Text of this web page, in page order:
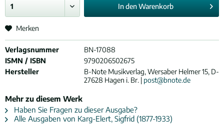
In denWarenkorb
Merken
Verlagsnummer
BN-17088
ISMN / ISBN
9790206502675
Hersteller
B-Note Musikverlag, Wersaber Helmer 15, D-
27628 Hagen i. Br. | post@bnote.de
Mehr zu diesem Werk
Haben Sie Fragen zu dieser Ausgabe?
Alle Ausgaben von Karg-Elert, Sigfrid (1877-1933)